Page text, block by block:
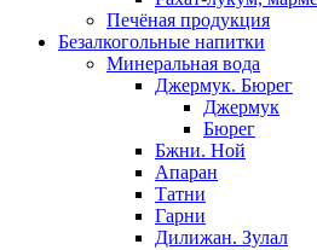
Печёная продукция
Безалкогольные напитки
Минеральная вода
Джермук. Бюрег
Джермук
Бюрег
Бжни. Ной
Апаран
Татни
Гарни
Дилижан. Зулал